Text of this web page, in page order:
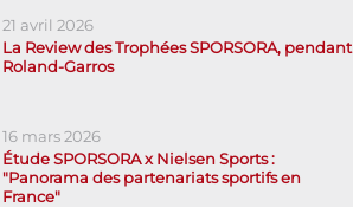
21 avril 2026
La Review des Trophées SPORSORA, pendant
Roland-Garros
16 mars 2026
Étude SPORSORA x Nielsen Sports :
"Panorama des partenariats sportifs en
France"